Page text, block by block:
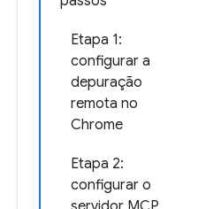
Etapa 1:
configurar a
depuração
remota no
Chrome
Etapa 2:
configurar o